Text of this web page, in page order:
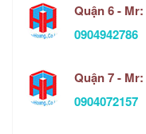
Quận 6 -
0904942786
Quận 7 -
0904072157